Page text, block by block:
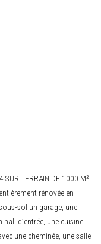
SUR TERRAIN DE 1000 M²
rénovée en
sol un garage, une
d’entrée, une cuisine
une cheminée, une salle